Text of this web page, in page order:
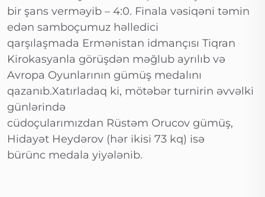
bir şans verməyib – 4:0. Finala vəsiqəni təmin
edən samboçumuz həlledici
qarşılaşmada Ermənistan idmançısı Tiqran
Kirokasyanla görüşdən məğlub ayrılıb və
Avropa Oyunlarının gümüş medalını
qazanıb.Xatırladaq ki, mötəbər turnirin əvvəlki
günlərində
cüdoçularımızdan Rüstəm Orucov gümüş,
Hidayət Heydərov (hər ikisi 73 kq) isə
bürünc medala yiyələnib.